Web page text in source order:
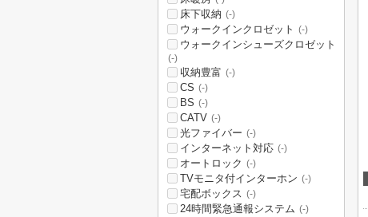
床下収納 (-)
ウォークインクロゼット (-)
ウォークインシューズクロゼット
(-)
収納豊富 (-)
CS (-)
BS (-)
CATV (-)
光ファイバー (-)
インターネット対応 (-)
オートロック (-)
TVモニタ付インターホン (-)
宅配ボックス (-)
24時間緊急通報システム (-)